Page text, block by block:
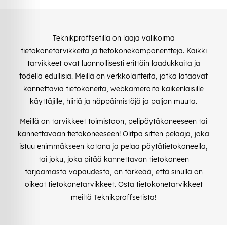
Teknikproffsetilla on laaja valikoima
tietokonetarvikkeita ja tietokonekomponentteja. Kaikki
tarvikkeet ovat luonnollisesti erittäin laadukkaita ja
todella edullisia. Meillä on verkkolaitteita, jotka lataavat
kannettavia tietokoneita, webkameroita kaikenlaisille
käyttäjille, hiiriä ja näppäimistöjä ja paljon muuta.
Meillä on tarvikkeet toimistoon, pelipöytäkoneeseen tai
kannettavaan tietokoneeseen! Olitpa sitten pelaaja, joka
istuu enimmäkseen kotona ja pelaa pöytätietokoneella,
tai joku, joka pitää kannettavan tietokoneen
tarjoamasta vapaudesta, on tärkeää, että sinulla on
oikeat tietokonetarvikkeet. Osta tietokonetarvikkeet
meiltä Teknikproffsetista!